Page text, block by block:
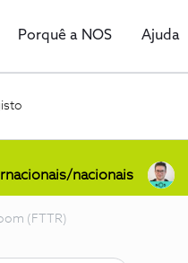
Porquê a NOS Ajuda
nacionais
(FTTR)